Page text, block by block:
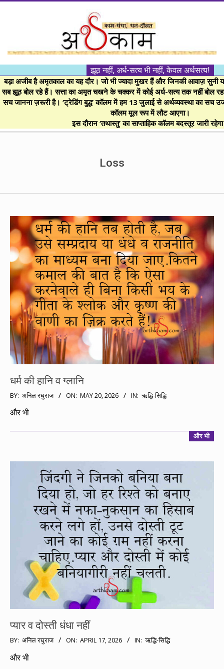
।।
अर्थकाम।।
BE
FINANCIALLY
झूठ नहीं, अर्ध-सत्य भी नहीं, केवल अर्थसत्य!
बड़ा अजीब है अमृतकाल का यह दौर। जो भी ज्यादा मुखर हैं और जिनकी आवाज़ सुनी
सब झूठ बोल रहे हैं। सत्ता का अमृत चखने के चक्कर में कोई अर्ध-सत्य तक नहीं बोल
सच जानना ज़रूरी है। ‘ट्रेडिंग बुद्ध’ कॉलम में हम 13 जुलाई से अर्थव्यवस्था का सच
कॉलम मूल रूप में लौट आएगा।
इस दौरान ‘तथास्तु’ का साप्ताहिक कॉलम बदस्तूर जारी
Loss
धर्म की हानि व ग्लानि
2026-
05-
BY: अनिल रघुराज ON: MAY 20, 2026 IN: ऋद्धि-सिद्धि
और भी
और भी
प्यार व दोस्ती धंधा नहीं
2026-
04-
BY: अनिल रघुराज ON: APRIL 17, 2026 IN: ऋद्धि-सिद्धि
और भी